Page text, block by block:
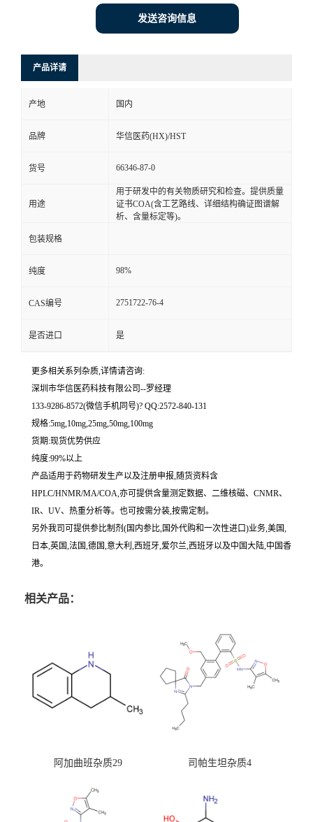
方
发送咨询信息
产品详请
产地 国内
品牌 华信医药(HX)/HST
货号 66346-87-0
用途
用于研发中的有关物质研究和检查。提供质量
证书COA(含工艺路线、详细结构确证图谱解
析、含量标定等)。
包装规格
纯度 98%
CAS编号 2751722-76-4
是否进口 是
更多相关系列杂质,详情请咨询:
深圳市华信医药科技有限公司--罗经理
133-9286-8572(微信手机同号)? QQ:2572-840-131
规格:5mg,10mg,25mg,50mg,100mg
货期:现货优势供应
纯度:99%以上
产品适用于药物研发生产以及注册申报,随货资料含
HPLC/HNMR/MA/COA,亦可提供含量测定数据、二维核磁、CNMR、
IR、UV、热重分析等。也可按需分装,按需定制。
另外我司可提供参比制剂(国内参比,国外代购和一次性进口)业务,美国,
日本,英国,法国,德国,意大利,西班牙,爱尔兰,西班牙以及中国大陆,中国香
港。
相关产品：
阿加曲班杂质29 司帕生坦杂质4